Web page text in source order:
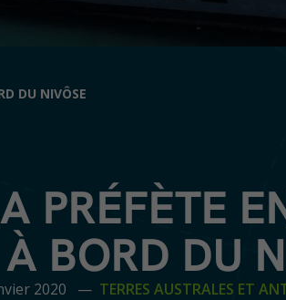
DU NIVÔSE
PRÉFÈTE
À BORD DU
2020 — TERRES AUSTRALES ET